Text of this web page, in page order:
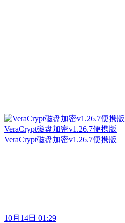
VeraCrypt磁盘加密v1.26.7便携版
VeraCrypt磁盘加密v1.26.7便携版
10月14日 01:29